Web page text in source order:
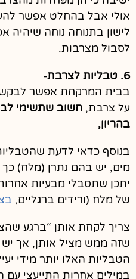
אולי אבל בהחלט אפשר
לישון בתנוחה נוחה
לסבול מצרבות.
6. טבליות לצרבת-
בבית המרקחת אפשר
על צרבת, חשוב שתשימי
בהריון,
בנוסף כדאי לדעת
מים, יש בהם נתרן (מלח)
יתכן שתסבלי מבעיות
של מלח (ורידים ברגליים,
צריך לקחת אותן “ברגע
שזה ממש מציל אותן, אך
הטבליות האלו יותר מידי
במילים אחרות התייעצי עם